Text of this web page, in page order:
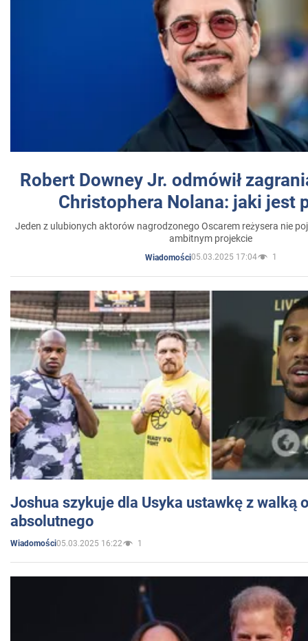
Robert Downey Jr. odmówił
Christophera Nolana: jaki jest
Jeden z ulubionych aktorów nagrodzonego Oscarem reżysera nie
ambitnym projekcie
Wiadomości05.03.2025 17:04 1
Joshua szykuje dla Usyka ustawkę z walką
absolutnego
Wiadomości05.03.2025 16:22 1